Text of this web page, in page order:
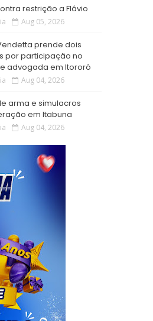
restrição a Flávio
Aug 05, 2026
prende dois
por participação no
advogada em Itororó
Aug 04, 2026
arma e simulacros
em Itabuna
Aug 04, 2026